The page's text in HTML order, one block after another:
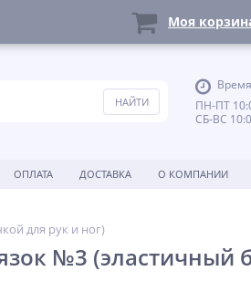
ПН-ПТ
СБ-ВС
ОПЛАТА ДОСТАВКА О КОМПАНИИ
для рук и ног)
№3 (эластичный
Моя